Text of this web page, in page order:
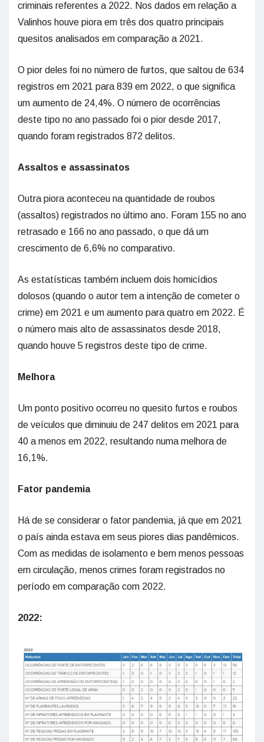
criminais referentes a 2022. Nos dados em relação a
Valinhos houve piora em três dos quatro principais
quesitos analisados em comparação a 2021.
O pior deles foi no número de furtos, que saltou de 634
registros em 2021 para 839 em 2022, o que significa
um aumento de 24,4%. O número de ocorrências
deste tipo no ano passado foi o pior desde 2017,
quando foram registrados 872 delitos.
Assaltos e assassinatos
Outra piora aconteceu na quantidade de roubos
(assaltos) registrados no último ano. Foram 155 no ano
retrasado e 166 no ano passado, o que dá um
crescimento de 6,6% no comparativo.
As estatísticas também incluem dois homicídios
dolosos (quando o autor tem a intenção de cometer o
crime) em 2021 e um aumento para quatro em 2022. É
o número mais alto de assassinatos desde 2018,
quando houve 5 registros deste tipo de crime.
Melhora
Um ponto positivo ocorreu no quesito furtos e roubos
de veículos que diminuiu de 247 delitos em 2021 para
40 a menos em 2022, resultando numa melhora de
16,1%.
Fator pandemia
Há de se considerar o fator pandemia, já que em 2021
o país ainda estava em seus piores dias pandêmicos.
Com as medidas de isolamento e bem menos pessoas
em circulação, menos crimes foram registrados no
período em comparação com 2022.
2022: